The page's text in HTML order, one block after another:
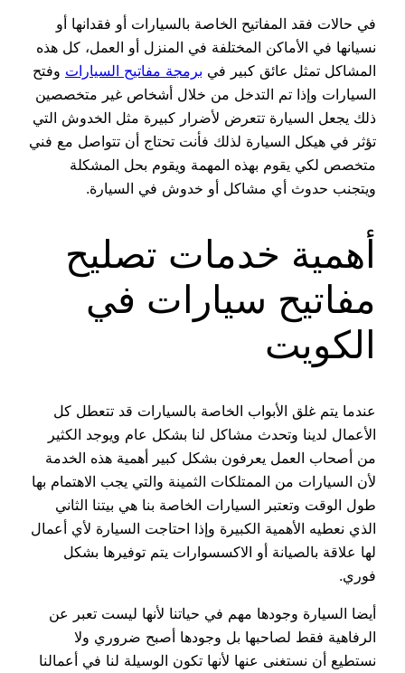
في حالات فقد المفاتيح الخاصة بالسيارات أو فقدانها أو
نسيانها في الأماكن المختلفة في المنزل أو العمل، كل هذه
المشاكل تمثل عائق كبير في برمجة مفاتيح السيارات وفتح
السيارات وإذا تم التدخل من خلال أشخاص غير متخصصين
ذلك يجعل السيارة تتعرض لأضرار كبيرة مثل الخدوش التي
تؤثر في هيكل السيارة لذلك فأنت تحتاج أن تتواصل مع فني
متخصص لكي يقوم بهذه المهمة ويقوم بحل المشكلة
ويتجنب حدوث أي مشاكل أو خدوش في السيارة.
أهمية خدمات تصليح
مفاتيح سيارات في
الكويت
عندما يتم غلق الأبواب الخاصة بالسيارات قد تتعطل كل
الأعمال لدينا وتحدث مشاكل لنا بشكل عام ويوجد الكثير
من أصحاب العمل يعرفون بشكل كبير أهمية هذه الخدمة
لأن السيارات من الممتلكات الثمينة والتي يجب الاهتمام بها
طول الوقت وتعتبر السيارات الخاصة بنا هي بيتنا الثاني
الذي نعطيه الأهمية الكبيرة وإذا احتاجت السيارة لأي أعمال
لها علاقة بالصيانة أو الاكسسوارات يتم توفيرها بشكل
فوري.
أيضا السيارة وجودها مهم في حياتنا لأنها ليست تعبر عن
الرفاهية فقط لصاحبها بل وجودها أصبح ضروري ولا
نستطيع أن نستغنى عنها لأنها تكون الوسيلة لنا في أعمالنا